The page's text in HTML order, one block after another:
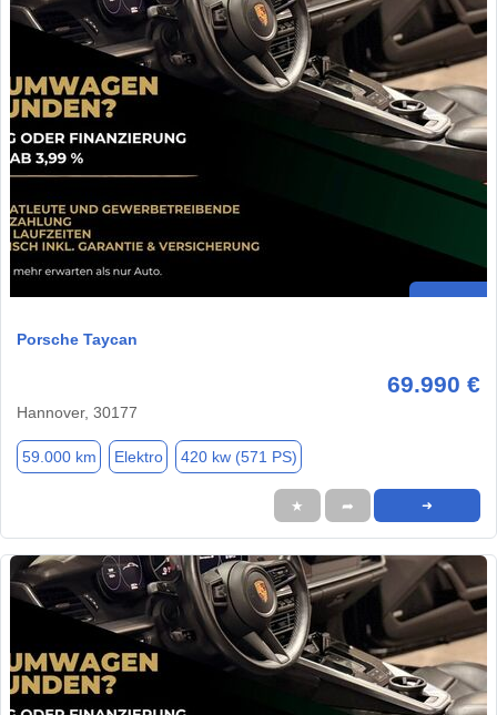
Porsche Taycan
69.990 €
Hannover, 30177
59.000 km Elektro 420 kw (571 PS)
★ ➦ ➜